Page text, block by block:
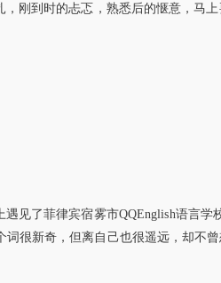
刚到时的忐忑，熟悉后的惬意，马
见了菲律宾宿雾市QQEnglish语言学
词很新奇，但离自己也很遥远，却不